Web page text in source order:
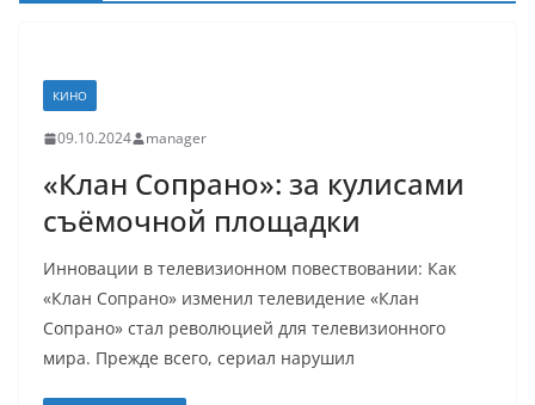
КИНО
09.10.2024 manager
«Клан Сопрано»: за кулисами
съёмочной площадки
Инновации в телевизионном повествовании: Как
«Клан Сопрано» изменил телевидение «Клан
Сопрано» стал революцией для телевизионного
мира. Прежде всего, сериал нарушил